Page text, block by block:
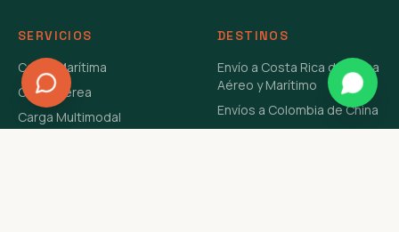
SERVICIOS
Carga Marítima
Carga Aérea
Carga Multimodal
DESTINOS
Envío a Costa Rica de China
Aéreo y Marítimo
Envíos a Colombia de China